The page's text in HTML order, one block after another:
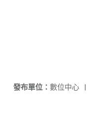
發布單位： 數位中心 |